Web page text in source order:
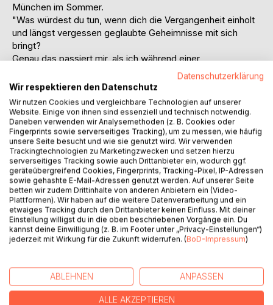
München im Sommer.
"Was würdest du tun, wenn dich die Vergangenheit einholt
und längst vergessen geglaubte Geheimnisse mit sich
bringt?
Genau das passiert mir, als ich während einer
Geschäftsreise in meine Heimatstadt meine
Jugendfreundin Carolina in einer Klinik besuche. Schnell
spüre ich, dass die jahrelange Funkstille die besondere
Verbindung zwischen uns nicht kappen konnte, und aus
dem geplanten Höflichkeitsbesuch wird ein tägliches Ritual.
Dabei öffne ich Kapitel, von denen ich glaubte, sie vor
langer Zeit schon geschlossen zu haben. Vergangenes und
Gegenwart vermischen sich und der Sog, der von Carolina
ausgeht, beginnt erneut, mein Leben zu verändern."
~
Im Wechsel zwischen heute und damals werden die
gemeinsame Geschichte und unterschiedlichen
Lebenswege erzählt. Geständnisse werden gemacht und
die Frage steht im Raum, ob alle Beteiligten das sind, was
unerwartete Weise mit auf eine emotionale Reise.
Datenschutzerklärung
Wir respektieren den Datenschutz
Wir nutzen Cookies und vergleichbare Technologien auf unserer
Website. Einige von ihnen sind essenziell und technisch notwendig.
Daneben verwenden wir Analysemethoden (z. B. Cookies oder
Fingerprints sowie serverseitiges Tracking), um zu messen, wie häufig
unsere Seite besucht und wie sie genutzt wird. Wir verwenden
Trackingtechnologien zu Marketingzwecken und setzen hierzu
serverseitiges Tracking sowie auch Drittanbieter ein, wodurch ggf.
geräteübergreifend Cookies, Fingerprints, Tracking-Pixel, IP-Adressen
sowie gehashte E-Mail-Adressen genutzt werden. Auf unserer Seite
betten wir zudem Drittinhalte von anderen Anbietern ein (Video-
Plattformen). Wir haben auf die weitere Datenverarbeitung und ein
etwaiges Tracking durch den Drittanbieter keinen Einfluss. Mit deiner
Einstellung willigst du in die oben beschriebenen Vorgänge ein. Du
kannst deine Einwilligung (z. B. im Footer unter „Privacy-Einstellungen“)
jederzeit mit Wirkung für die Zukunft widerrufen. (BoD-Impressum)
ABLEHNEN ANPASSEN
ALLE AKZEPTIEREN